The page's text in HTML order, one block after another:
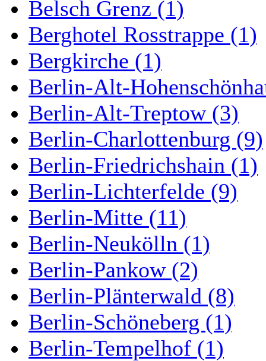
Belsch Grenz (1)
Berghotel Rosstrappe (1)
Bergkirche (1)
Berlin-Alt-
Berlin-Alt-Treptow (3)
Berlin-Charlottenburg (9)
Berlin-Friedrichshain (1)
Berlin-Lichterfelde (9)
Berlin-Mitte (11)
Berlin-Neukölln (1)
Berlin-Pankow (2)
Berlin-Plänterwald (8)
Berlin-Schöneberg (1)
Berlin-Tempelhof (1)